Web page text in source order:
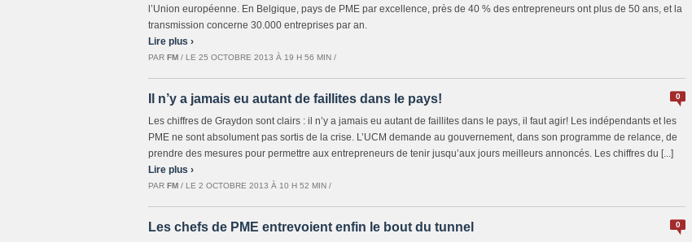
l’Union européenne. En Belgique, pays de PME par excellence, près de 40 % des entrepreneurs ont plus de 50 ans, et la
transmission concerne 30.000 entreprises par an.
Lire plus ›
PAR FM / LE 25 OCTOBRE 2013 À 19 H 56 MIN /
0
Il n’y a jamais eu autant de faillites dans le pays!
Les chiffres de Graydon sont clairs : il n’y a jamais eu autant de faillites dans le pays, il faut agir! Les indépendants et les
PME ne sont absolument pas sortis de la crise. L’UCM demande au gouvernement, dans son programme de relance, de
prendre des mesures pour permettre aux entrepreneurs de tenir jusqu’aux jours meilleurs annoncés. Les chiffres du [...]
Lire plus ›
PAR FM / LE 2 OCTOBRE 2013 À 10 H 52 MIN /
0
Les chefs de PME entrevoient enfin le bout du tunnel